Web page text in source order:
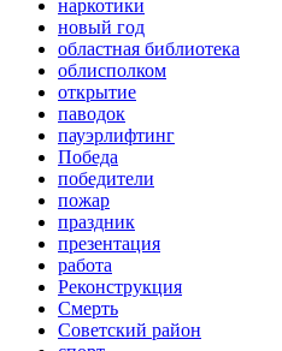
наркотики
новый год
областная библиотека
облисполком
открытие
паводок
пауэрлифтинг
Победа
победители
пожар
праздник
презентация
работа
Реконструкция
Смерть
Советский район